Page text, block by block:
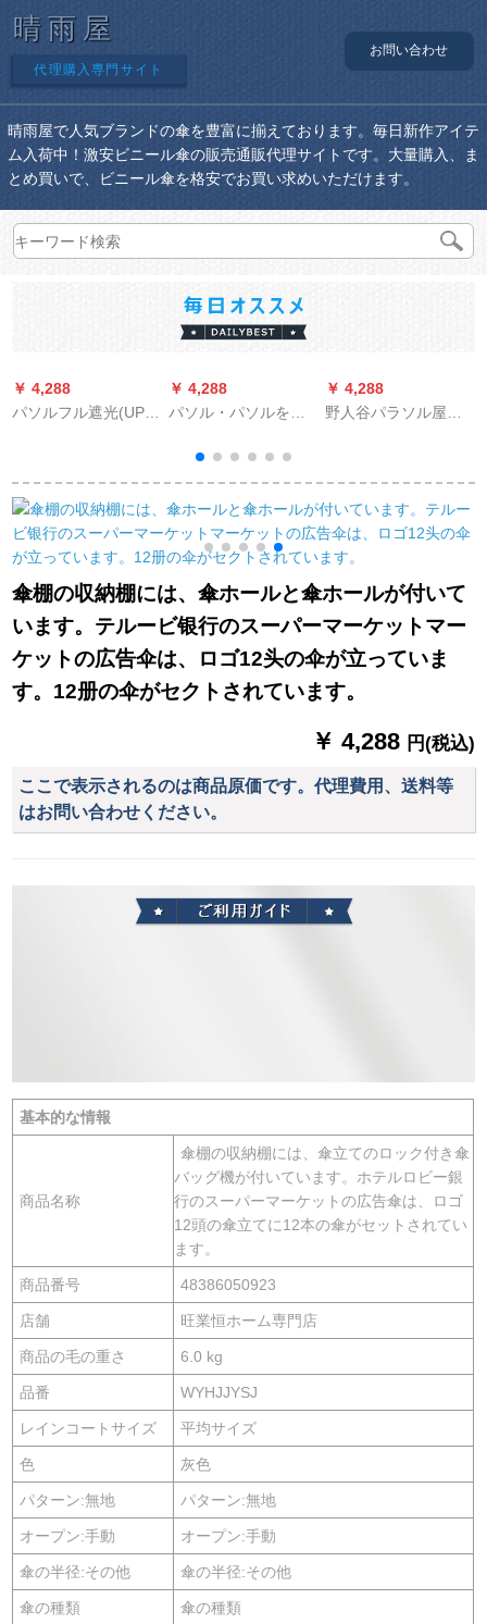
晴雨屋
代理購入専門サイト
お問い合わせ
晴雨屋で人気ブランドの傘を豊富に揃えております。毎日新作アイテ
ム入荷中！激安ビニール傘の販売通販代理サイトです。大量購入、ま
とめ買いで、ビニール傘を格安でお買い求めいただけます。
￥ 4,288
パソルフル遮光(UPS
傘
￥ 4,288
パソル・パソルを兼
折りの黒いゴムの傘
です。
￥ 4,288
野人谷パラソル屋外
たみみ大广告伞の日
伞ロマ伞警备所が伞
を広げて水を注ぐ60
kgの水座YRG-080
傘棚の収納棚には、傘ホールと傘ホールが付いて
います。テルービ银行のスーパーマーケットマー
ケットの広告伞は、ロゴ12头の伞が立っていま
す。12册の伞がセクトされています。
￥ 4,288 円(税込)
ここで表示されるのは商品原価です。代理費用、送料等
はお問い合わせください。
基本的な情報
商品名称
傘棚の収納棚には、傘立てのロック付き傘
バッグ機が付いています。ホテルロビー銀
行のスーパーマーケットの広告傘は、ロゴ
12頭の傘立てに12本の傘がセットされてい
ます。
商品番号 48386050923
店舗 旺業恒ホーム専門店
商品の毛の重さ 6.0 kg
品番 WYHJJYSJ
レインコートサイズ 平均サイズ
色 灰色
パターン:無地 パターン:無地
オープン:手動 オープン:手動
傘の半径:その他 傘の半径:その他
傘の種類 傘の種類